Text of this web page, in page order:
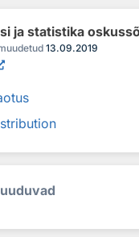
ja statistika
13.09.2019